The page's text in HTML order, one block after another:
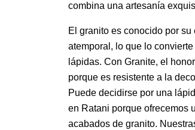
combina una artesanía
El granito es conocido por
atemporal, lo que lo
lápidas. Con Granite, el
porque es resistente a la
Puede decidirse por una
en Ratani porque ofrecemos
acabados de granito.